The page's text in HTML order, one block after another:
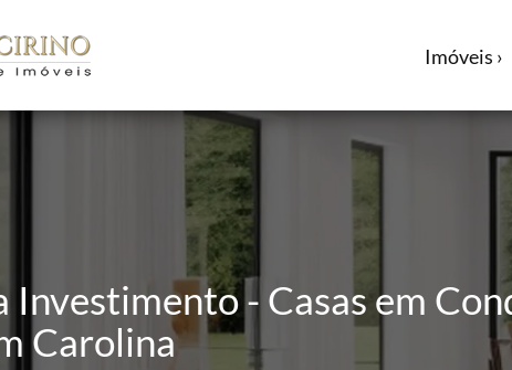
Imóveis ›
Investimento - Casas em
Carolina